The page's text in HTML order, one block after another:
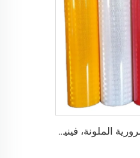
ملصق شريط عاكس للعلامات المرورية الملونة، فينيل عاكس، غشاء فيلم عاكس رجعي لعلامة اللوحة